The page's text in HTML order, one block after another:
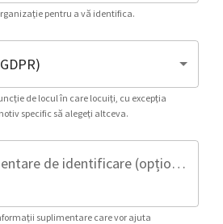
pentru a vă identifica.
de locul în care locuiți, cu excepția
specific să alegeți altceva.
Informații suplimentare de identificare (opțional)
suplimentare care vor ajuta